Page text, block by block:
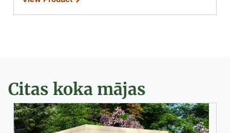
Citas koka mājas